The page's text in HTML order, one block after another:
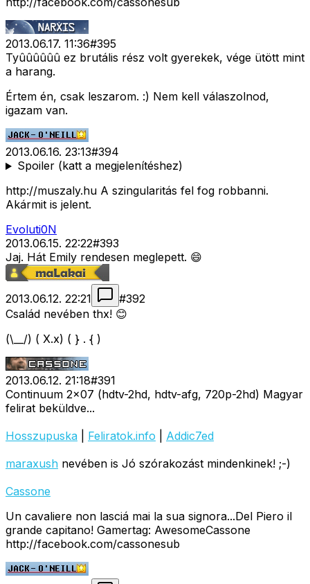
2013.06.17. 11:36#395
Tyûûûûûû ez brutális rész volt gyerekek, vége ütött mint
a harang.
Értem én, csak leszarom. :) Nem kell válaszolnod,
igazam van.
2013.06.16. 23:13#394
Spoiler (katt a megjelenítéshez)
http://muszaly.hu A szingularitás fel fog robbanni.
Akármit is jelent.
Evoluti0N
2013.06.15. 22:22#393
Jaj. Hát Emily rendesen meglepett. 😄
2013.06.12. 22:21 #392
Család nevében thx! 😊
(\__/) ( X.x) ( } . { )
2013.06.12. 21:18#391
Continuum 2x07 (hdtv-2hd, hdtv-afg, 720p-2hd) Magyar
felirat beküldve...
Hosszupuska
Feliratok.info
Addic7ed
maraxush nevében is Jó szórakozást mindenkinek! ;-)
Cassone
Un cavaliere non lasciá mai la sua signora...Del Piero il
grande capitano! Gamertag: AwesomeCassone
http://facebook.com/cassonesub